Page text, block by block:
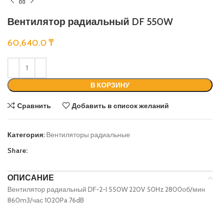
Вентилятор радиальный DF 550W
60,640.0 ₸
В КОРЗИНУ
Сравнить Добавить в список желаний
Категория: Вентиляторы радиальные
Share:
ОПИСАНИЕ
Вентилятор радиальный DF-2-I 550W 220V 50Hz 2800об/мин
860m3/час 1020Pa 76dB